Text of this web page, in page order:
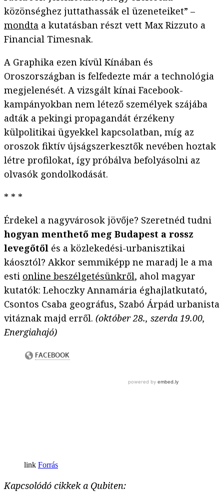
közönséghez juttathassák el üzeneteiket” –
mondta a kutatásban részt vett Max Rizzuto a
Financial Timesnak.
A Graphika ezen kívül Kínában és
Oroszországban is felfedezte már a technológia
megjelenését. A vizsgált kínai Facebook-
kampányokban nem létező személyek szájába
adták a pekingi propagandát érzékeny
külpolitikai ügyekkel kapcsolatban, míg az
oroszok fiktív újságszerkesztők nevében hoztak
létre profilokat, így próbálva befolyásolni az
olvasók gondolkodását.
* * *
Érdekel a nagyvárosok jövője? Szeretnéd tudni
hogyan menthető meg Budapest a rossz
levegőtől és a közlekedési-urbanisztikai
káosztól? Akkor semmiképp ne maradj le a ma
esti online beszélgetésünkről, ahol magyar
kutatók: Lehoczky Annamária éghajlatkutató,
Csontos Csaba geográfus, Szabó Árpád urbanista
vitáznak majd erről. (október 28., szerda 19.00,
Energiahajó)
Forrás
Kapcsolódó cikkek a Qubiten: